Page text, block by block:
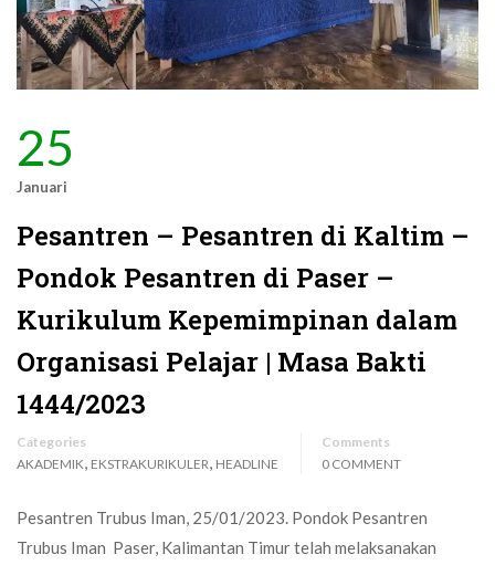
25
Januari
Pesantren – Pesantren di Kaltim –
Pondok Pesantren di Paser –
Kurikulum Kepemimpinan dalam
Organisasi Pelajar | Masa Bakti
1444/2023
Categories
AKADEMIK, EKSTRAKURIKULER, HEADLINE
Comments
0 COMMENT
Pesantren Trubus Iman, 25/01/2023. Pondok Pesantren
Trubus Iman Paser, Kalimantan Timur telah melaksanakan